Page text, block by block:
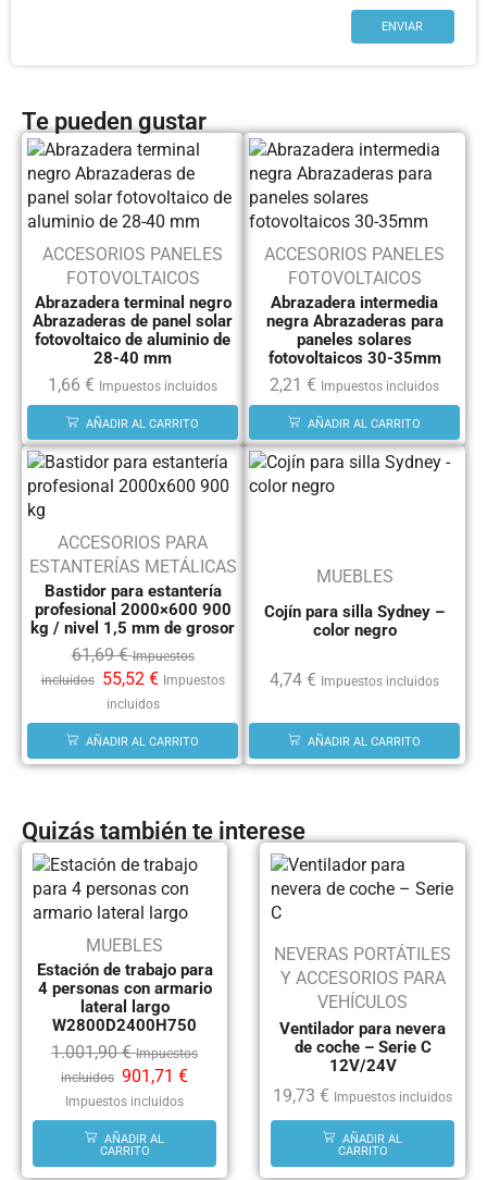
Te pueden gustar
ACCESORIOS PANELES
FOTOVOLTAICOS
Abrazadera terminal negro
Abrazaderas de panel solar
fotovoltaico de aluminio de
28-40 mm
1,66 € Impuestos incluidos
AÑADIR AL CARRITO
ACCESORIOS PANELES
FOTOVOLTAICOS
Abrazadera intermedia
negra Abrazaderas para
paneles solares
fotovoltaicos 30-35mm
2,21 € Impuestos incluidos
AÑADIR AL CARRITO
ACCESORIOS PARA
ESTANTERÍAS METÁLICAS
Bastidor para estantería
profesional 2000×600 900
kg / nivel 1,5 mm de grosor
61,69€ Impuestos
incluidos
55,52 €
Impuestos
incluidos
AÑADIR AL CARRITO
MUEBLES
Cojín para silla Sydney –
color negro
4,74 € Impuestos incluidos
AÑADIR AL CARRITO
Quizás también te interese
MUEBLES
Estación de trabajo para
4 personas con armario
lateral largo
W2800D2400H750
1.001,90€ Impuestos
incluidos 901,71 €
Impuestos incluidos
AÑADIR AL
CARRITO
NEVERAS PORTÁTILES
Y ACCESORIOS PARA
VEHÍCULOS
Ventilador para nevera
de coche – Serie C
12V/24V
19,73 € Impuestos incluidos
AÑADIR AL
CARRITO